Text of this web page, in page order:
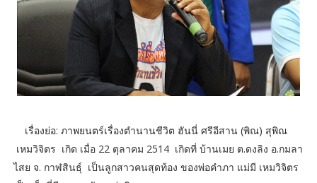
เรื่องย่อ: ภาพยนตร์เรื่องตำนานชีวิต ฮันนี่ ศรีอีสาน (พิณ) สุพิณ
เหมวิจิตร เกิด เมื่อ 22 ตุลาคม 2514 เกิดที่ บ้านเมย ต.ดงลิง อ.กมลา
ไสย จ. กาฬสินธุ์ เป็นลูกสาวคนสุดท้อง ของพ่อคำภา แม่มี เหมวิจิตร